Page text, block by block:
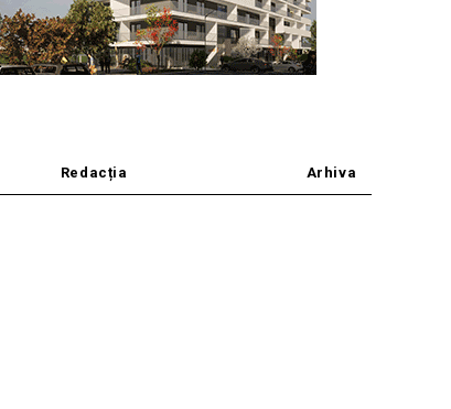
Redacția Arhiva